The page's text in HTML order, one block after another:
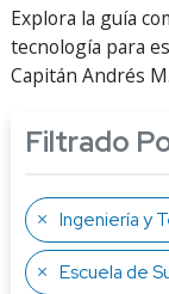
Explora la guía
tecnología para
Capitán Andrés
Filtrado
Ingeniería y
Escuela de